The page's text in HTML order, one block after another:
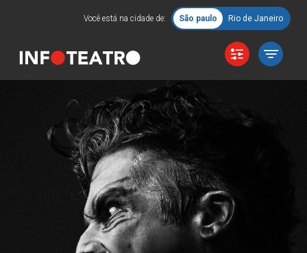
Você está na cidade de: São paulo Rio de Janeiro